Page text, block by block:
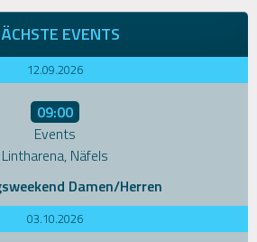
EVENTS
12.09.2026
09:00
Events
Lintharena, Näfels
Damen/Herren
03.10.2026